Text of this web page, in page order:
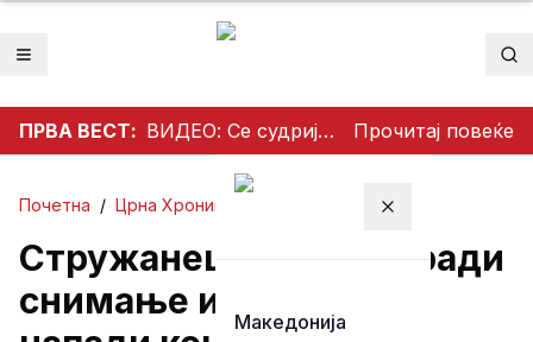
Отвори мени
ПРВА ВЕСТ: ВИДЕО: Се судрија патничко возило и камион на патот Гостивар – Страж Прочитај повеќе
Затвори мени
Македонија
Почетна / Црна Хроника
Стружанец уапсен поради
снимање и вербални